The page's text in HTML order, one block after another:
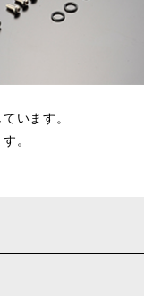
います。
。